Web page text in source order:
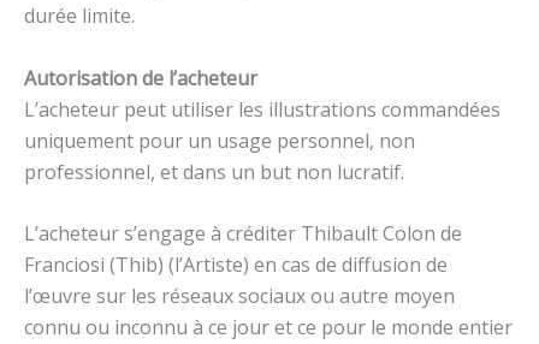
durée limite.
Autorisation de l’acheteur
L’acheteur peut utiliser les illustrations commandées
uniquement pour un usage personnel, non
professionnel, et dans un but non lucratif.
​L’acheteur s’engage à créditer Thibault Colon de
Franciosi (Thib) (l’Artiste) en cas de diffusion de
l’œuvre sur les réseaux sociaux ou autre moyen
connu ou inconnu à ce jour et ce pour le monde entier